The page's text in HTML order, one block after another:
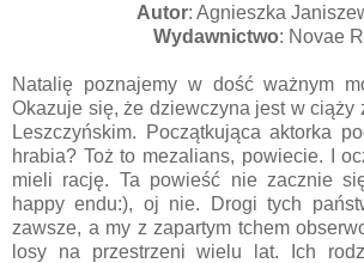
Autor: Agnieszka
Wydawnictwo: Novae
Natalię poznajemy w dość ważnym
Okazuje się, że dziewczyna jest w ciąży
Leszczyńskim. Początkująca aktorka
hrabia? Toż to mezalians, powiecie. I
mieli rację. Ta powieść nie zacznie
happy endu:), oj nie. Drogi tych
zawsze, a my z zapartym tchem
losy na przestrzeni wielu lat. Ich